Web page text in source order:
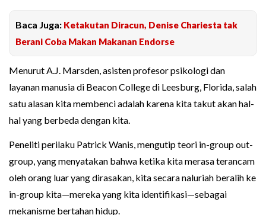
Baca Juga: Ketakutan Diracun, Denise Chariesta tak
Berani Coba Makan Makanan Endorse
Menurut A.J. Marsden, asisten profesor psikologi dan
layanan manusia di Beacon College di Leesburg, Florida, salah
satu alasan kita membenci adalah karena kita takut akan hal-
hal yang berbeda dengan kita.
Peneliti perilaku Patrick Wanis, mengutip teori in-group out-
group, yang menyatakan bahwa ketika kita merasa terancam
oleh orang luar yang dirasakan, kita secara naluriah beralih ke
in-group kita—mereka yang kita identifikasi—sebagai
mekanisme bertahan hidup.